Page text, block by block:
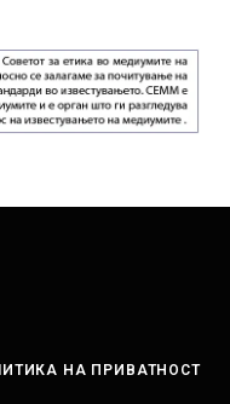
НА ПРИВАТНОСТ